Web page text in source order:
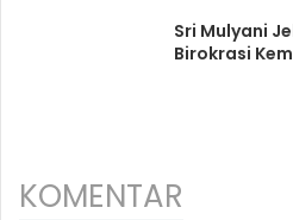
Sri Mulyani
Birokrasi
KOMENTAR